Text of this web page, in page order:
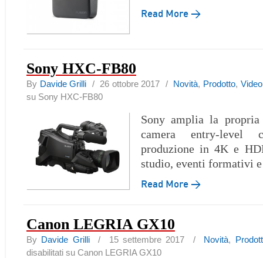
Read More →
Sony HXC-FB80
By Davide Grilli / 26 ottobre 2017 / Novità, Prodotto, Video
su Sony HXC-FB80
Sony amplia la
camera entry-level
produzione in 4K e
studio, eventi formativi
Read More →
Canon LEGRIA GX10
By Davide Grilli/ 15 settembre 2017 / Novità,
disabilitati su Canon LEGRIA GX10